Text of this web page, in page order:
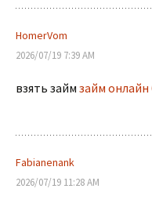
HomerVom
2026/07/19 7:39 AM
взять займ займ
Fabianenank
2026/07/19 11:28 AM